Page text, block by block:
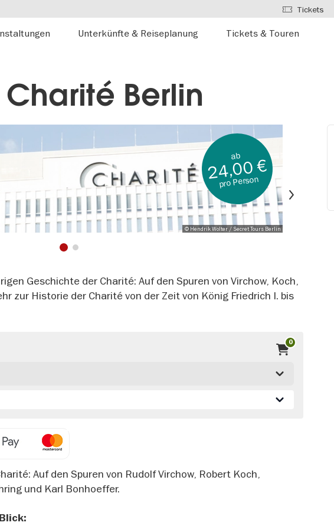
Unterkünfte & Reiseplanung Tickets & Touren
Tickets
Berlin
© Hendrik Wolter / Secret Tours Berlin
1
ab
24,00 €
pro Person
Geschichte der Charité: Auf den Spuren von Virchow, Koch,
zur Historie der Charité von der Zeit von König Friedrich I. bis
0
Auf den Spuren von Rudolf Virchow, Robert Koch,
und Karl Bonhoeffer.